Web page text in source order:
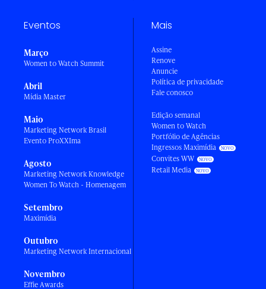
Eventos
Março
Women to Watch Summit
Abril
Mídia Master
Maio
Marketing Network Brasil
Evento ProXXIma
Agosto
Marketing Network Knowledge
Women To Watch - Homenagem
Setembro
Maximídia
Outubro
Marketing Network Internacional
Novembro
Effie Awards
Mais
Assine
Renove
Anuncie
Política de privacidade
Fale conosco
Edição semanal
Women to Watch
Portfólio de Agências
Ingressos Maximídia
Convites WW
Retail Media